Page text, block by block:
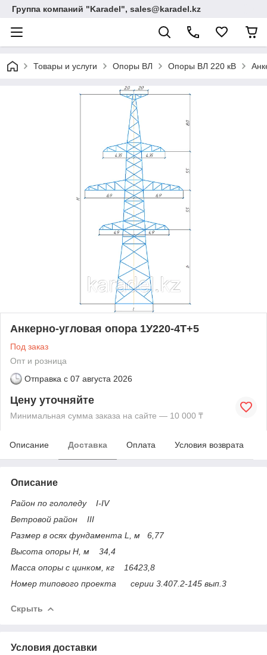
Группа компаний "Karadel", sales@karadel.kz
Товары и услуги Опоры ВЛ Опоры ВЛ 220 кВ
Анкерно-угловая опора 1У220-4Т+5
Под заказ
Опт и розница
Отправка с 07 августа 2026
Цену уточняйте
Минимальная сумма заказа на сайте — 10 000 ₸
Описание Доставка Оплата Условия возврата
Описание
Район по гололеду I-IV
Ветровой район III
Размер в осях фундамента L, м 6,77
Высота опоры Н, м 34,4
Масса опоры с цинком, кг 16423,8
Номер типового проекта серии 3.407.2-145 вып.3
Скрыть
Условия доставки